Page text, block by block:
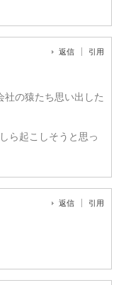
返信 引用
社の猿たち思い出した
ら起こしそうと思っ
返信 引用